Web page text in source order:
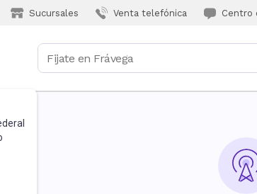
Sucursales Venta telefónica Centro